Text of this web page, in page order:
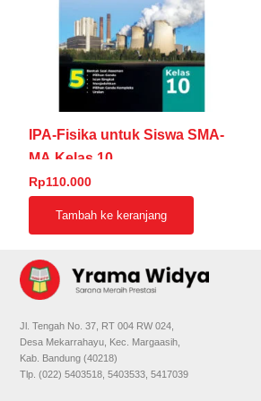
IPA-Fisika untuk Siswa SMA-
MA Kelas 10
Rp110.000
Tambah ke keranjang
Jl. Tengah No. 37, RT 004 RW 024,
Desa Mekarrahayu, Kec. Margaasih,
Kab. Bandung (40218)
Tlp. (022) 5403518, 5403533, 5417039